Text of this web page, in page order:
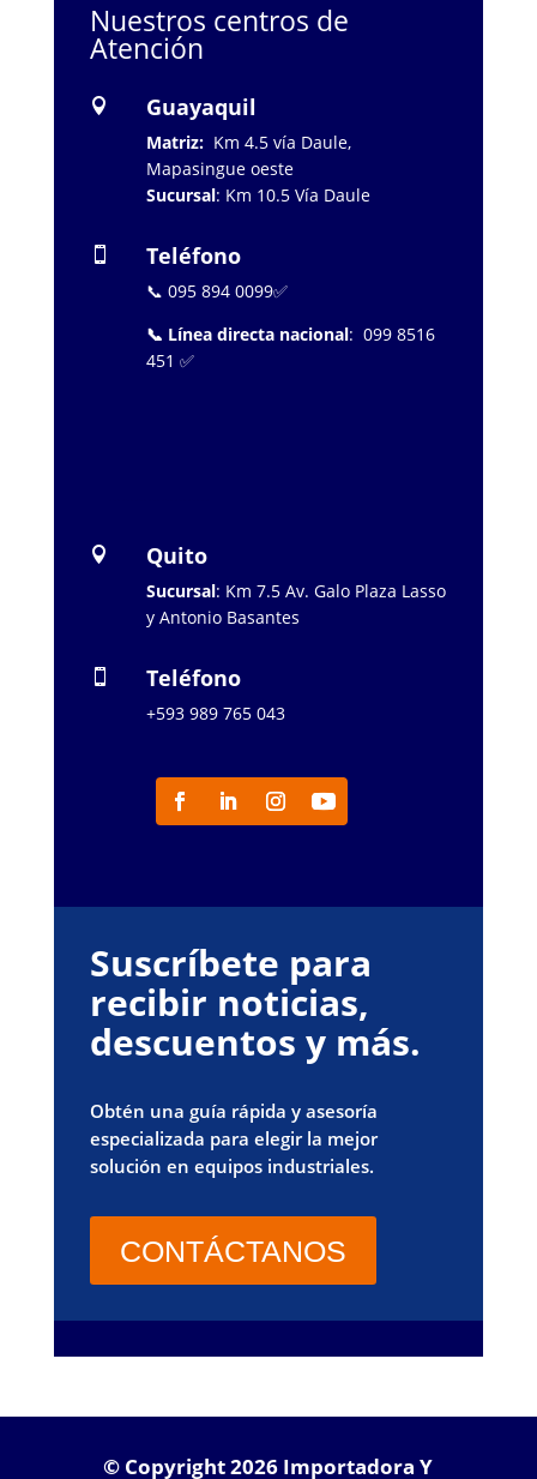
Nuestros centros de
Atención
 Guayaquil
Matriz: Km 4.5 vía Daule,
Mapasingue oeste
Sucursal: Km 10.5 Vía Daule
 Teléfono
📞 095 894 0099✅
📞 Línea directa nacional: 099 8516
451 ✅
 Quito
Sucursal: Km 7.5 Av. Galo Plaza Lasso
y Antonio Basantes
 Teléfono
+593 989 765 043
Suscríbete para
recibir noticias,
descuentos y más.
Obtén una guía rápida y asesoría
especializada para elegir la mejor
solución en equipos industriales.
CONTÁCTANOS
© Copyright 2026 Importadora Y